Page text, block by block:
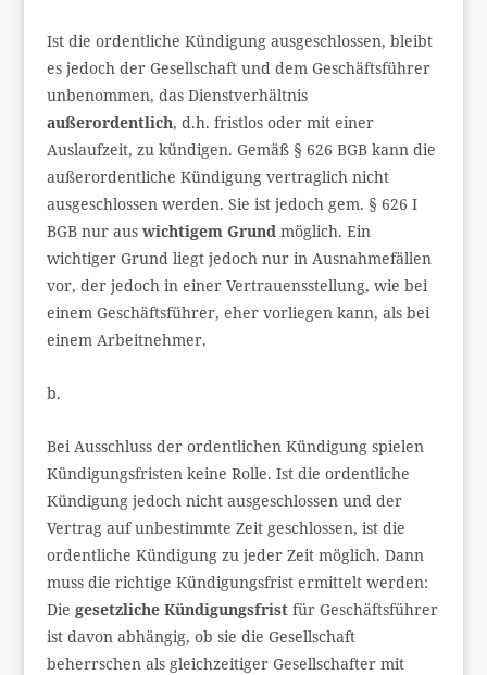
Ist die ordentliche Kündigung ausgeschlossen, bleibt
es jedoch der Gesellschaft und dem Geschäftsführer
unbenommen, das Dienstverhältnis
außerordentlich, d.h. fristlos oder mit einer
Auslaufzeit, zu kündigen. Gemäß § 626 BGB kann die
außerordentliche Kündigung vertraglich nicht
ausgeschlossen werden. Sie ist jedoch gem. § 626 I
BGB nur aus wichtigem Grundmöglich. Ein
wichtiger Grund liegt jedoch nur in Ausnahmefällen
vor, der jedoch in einer Vertrauensstellung, wie bei
einem Geschäftsführer, eher vorliegen kann, als bei
einem Arbeitnehmer.
b.
Bei Ausschluss der ordentlichen Kündigung spielen
Kündigungsfristen keine Rolle. Ist die ordentliche
Kündigung jedoch nicht ausgeschlossen und der
Vertrag auf unbestimmte Zeit geschlossen, ist die
ordentliche Kündigung zu jeder Zeit möglich. Dann
muss die richtige Kündigungsfrist ermittelt werden:
Die gesetzliche Kündigungsfristfür Geschäftsführer
ist davon abhängig, ob sie die Gesellschaft
beherrschen als gleichzeitiger Gesellschafter mit